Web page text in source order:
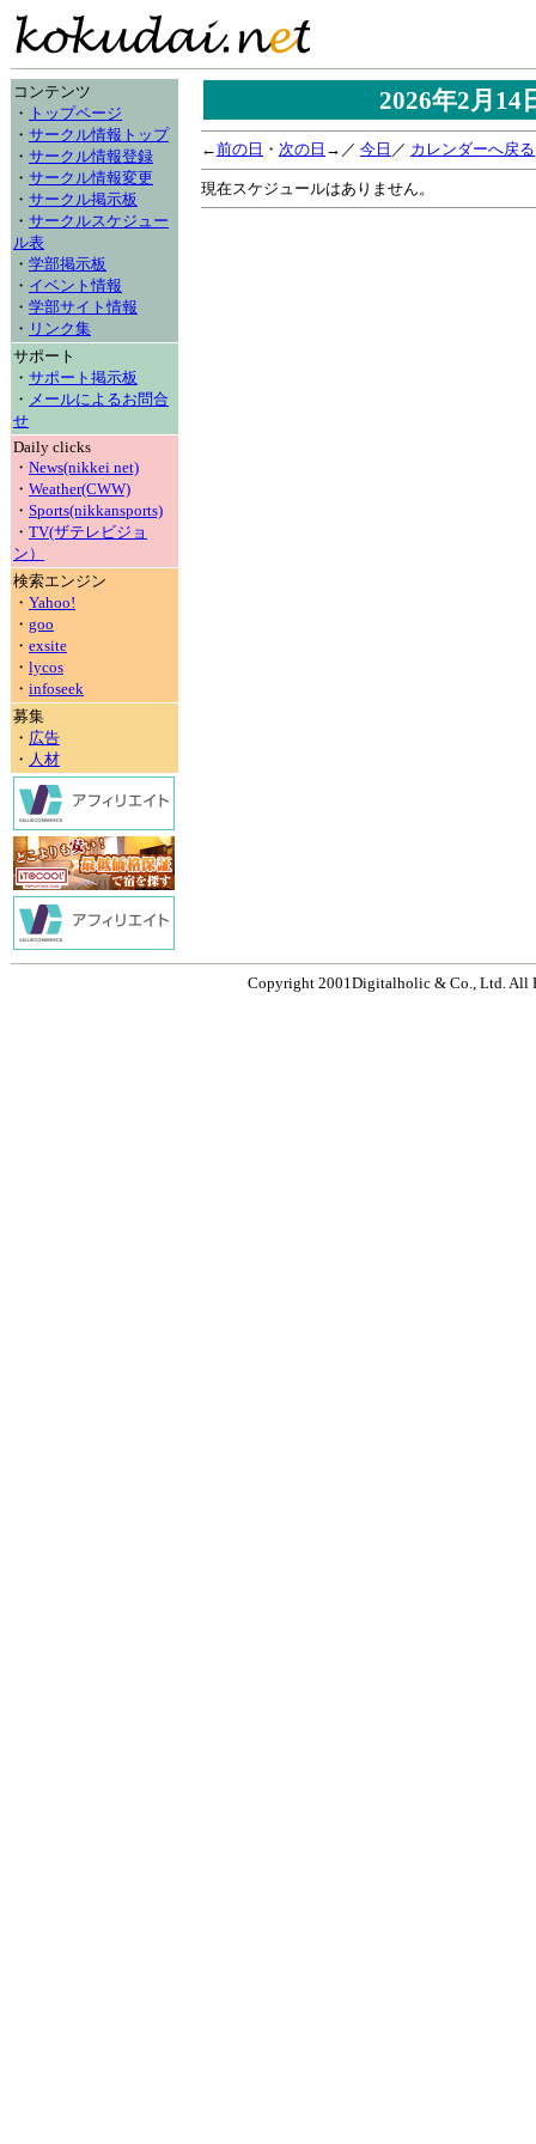
コンテンツ
・ トップページ
・ サークル情報トップ
・ サークル情報登録
・ サークル情報変更
・ サークル掲示板
・ サークルスケジュー
ル表
・ 学部掲示板
・ イベント情報
・ 学部サイト情報
・ リンク集
サポート
・ サポート掲示板
・ メールによるお問合
せ
Daily clicks
・ News(nikkei net)
・ Weather(CWW)
・ Sports(nikkansports)
・ TV(ザテレビジョ
ン）
検索エンジン
・ Yahoo!
・ goo
・ exsite
・ lycos
・ infoseek
募集
・ 広告
・ 人材
2026年2月
←前の日 ・ 次の日 →／ 今日 ／ カレンダーへ戻る
現在スケジュールはありません。
Copyright 2001Digitalholic & Co., Ltd. All